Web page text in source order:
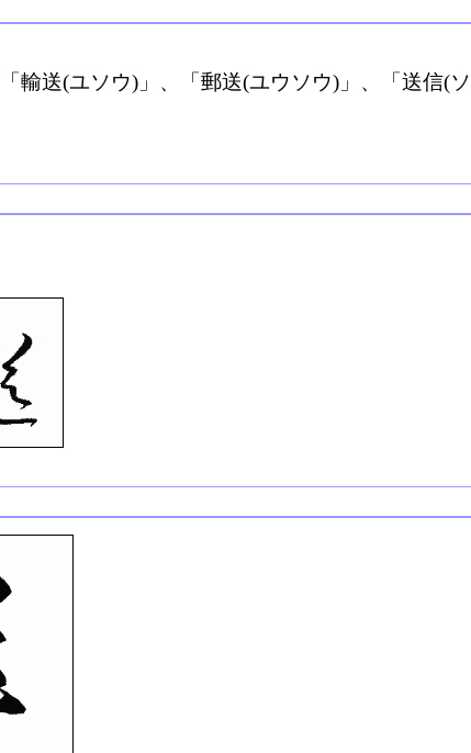
輸送(ユソウ)」、「郵送(ユウソウ)」、「送信(ソ